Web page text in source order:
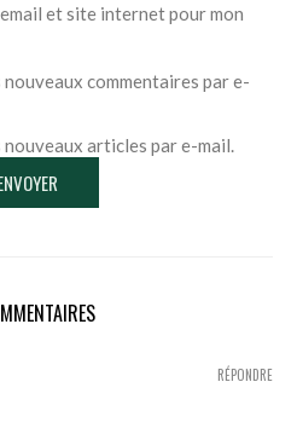
et site internet pour mon
commentaires par e-
articles par e-mail.
RÉPONDRE